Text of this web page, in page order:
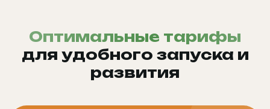
Оптимальные тарифы
для удобного запуска и
развития